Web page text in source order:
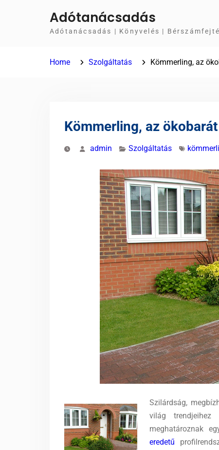
Adótanácsadás
Adótanácsadás | Könyvelés |
Home Szolgáltatás Kömmerling, az
Kömmerling, az
admin Szolgáltatás
Szilárdság,
világ
meghatároznak
eredetű